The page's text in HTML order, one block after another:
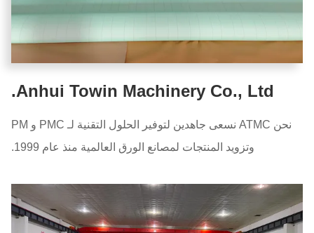
Anhui Towin Machinery Co., Ltd.
نحن ATMC نسعى جاهدين لتوفير الحلول التقنية لـ PMC و PM
وتزويد المنتجات لمصانع الورق العالمية منذ عام 1999.